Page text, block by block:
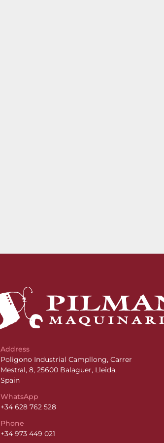
Address
Poligono Industrial Campllong, Carrer
Mestral, 8, 25600 Balaguer, Lleida,
Spain
WhatsApp
+34 628 762 528
Phone
+34 973 449 021